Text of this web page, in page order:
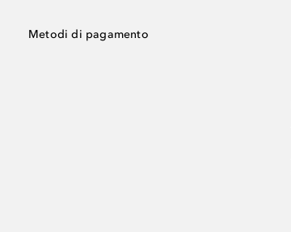
Metodi di pagamento